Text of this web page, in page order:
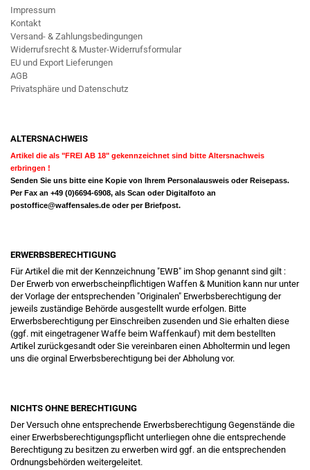
Impressum
Kontakt
Versand- & Zahlungsbedingungen
Widerrufsrecht & Muster-Widerrufsformular
EU und Export Lieferungen
AGB
Privatsphäre und Datenschutz
ALTERSNACHWEIS
Artikel die als "FREI AB 18" gekennzeichnet sind bitte Altersnachweis
erbringen !
Senden Sie uns bitte eine Kopie von Ihrem Personalausweis oder Reisepass.
Per Fax an +49 (0)6694-6908, als Scan oder Digitalfoto an
postoffice@waffensales.de oder per Briefpost.
ERWERBSBERECHTIGUNG
Für Artikel die mit der Kennzeichnung "EWB" im Shop genannt sind gilt :
Der Erwerb von erwerbscheinpflichtigen Waffen & Munition kann nur unter
der Vorlage der entsprechenden "Originalen" Erwerbsberechtigung der
jeweils zuständige Behörde ausgestellt wurde erfolgen. Bitte
Erwerbsberechtigung per Einschreiben zusenden und Sie erhalten diese
(ggf. mit eingetragener Waffe beim Waffenkauf) mit dem bestellten
Artikel zurückgesandt oder Sie vereinbaren einen Abholtermin und legen
uns die orginal Erwerbsberechtigung bei der Abholung vor.
NICHTS OHNE BERECHTIGUNG
Der Versuch ohne entsprechende Erwerbsberechtigung Gegenstände die
einer Erwerbsberechtigungspflicht unterliegen ohne die entsprechende
Berechtigung zu besitzen zu erwerben wird ggf. an die entsprechenden
Ordnungsbehörden weitergeleitet.